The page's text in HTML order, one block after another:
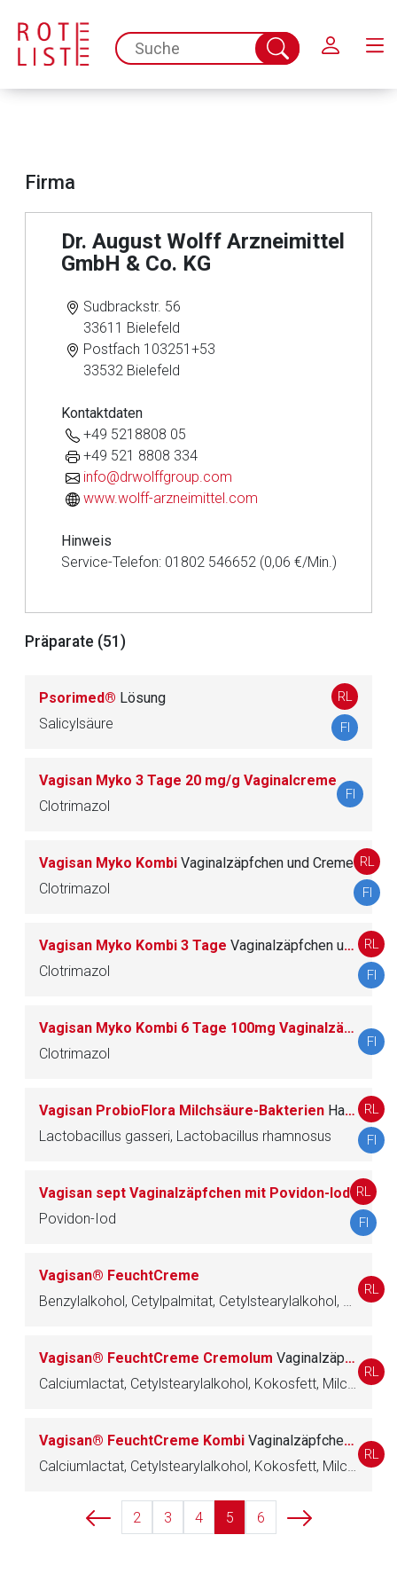
spc.search.input.placeholder
Suche
abschicken
Firma
Dr. August Wolff Arzneimittel
GmbH & Co. KG
Sudbrackstr. 56
33611 Bielefeld
Postfach 103251+53
33532 Bielefeld
Kontaktdaten
+49 5218808 05
+49 521 8808 334
info@drwolffgroup.com
www.wolff-arzneimittel.com
Hinweis
Service-Telefon: 01802 546652 (0,06 €/Min.)
Präparate (51)
Psorimed® Lösung
Salicylsäure
RL
FI
Vagisan Myko 3 Tage 20 mg/g Vaginalcreme
Clotrimazol
FI
Vagisan Myko Kombi Vaginalzäpfchen und Creme
Clotrimazol
RL
FI
Vagisan Myko Kombi 3 Tage Vaginalzäpfchen und Creme
Clotrimazol
RL
FI
Vagisan Myko Kombi 6 Tage 100mg Vaginalzäpfchen und 10mg/g Creme
Clotrimazol
FI
Vagisan ProbioFlora Milchsäure-Bakterien Hartkapseln zur vaginalen Anwendung
Lactobacillus gasseri, Lactobacillus rhamnosus
RL
FI
Vagisan sept Vaginalzäpfchen mit Povidon-Iod
Povidon-Iod
RL
FI
Vagisan® FeuchtCreme
Benzylalkohol, Cetylpalmitat, Cetylstearylalkohol, Milchsäure, Natriumlactat, Octyldodecanol, Polysorbat, Sorbitanstearat, Wasser
RL
Vagisan® FeuchtCreme Cremolum Vaginalzäpfchen
Calciumlactat, Cetylstearylalkohol, Kokosfett, Milchsäure, Macrogolglycerolstearate, Carbomer
RL
Vagisan® FeuchtCreme Kombi Vaginalzäpfchen und Creme
Calciumlactat, Cetylstearylalkohol, Kokosfett, Milchsäure, Macrogolglycerolstearate, Carbomer, Wasser, Benzylalkohol, Cetylpalmitat, Octyldodecanol, Polysorbat, Natriumlactat, Sorbitanstearat
RL
2 3 4 5 6
Der von Ihnen aufgerufene Link öffnet eine externe Web-
Betreiber verantwortlich. Ebenso gelten dort ggf. andere
Datenschutzbestimmungen.
Zurück zur rote-liste.de Zur Seite